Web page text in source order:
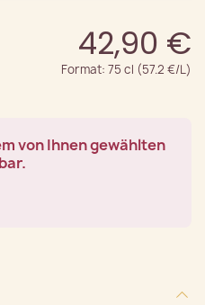
42,90 €
Format: 75 cl (57.2 €/L)
von Ihnen gewählten